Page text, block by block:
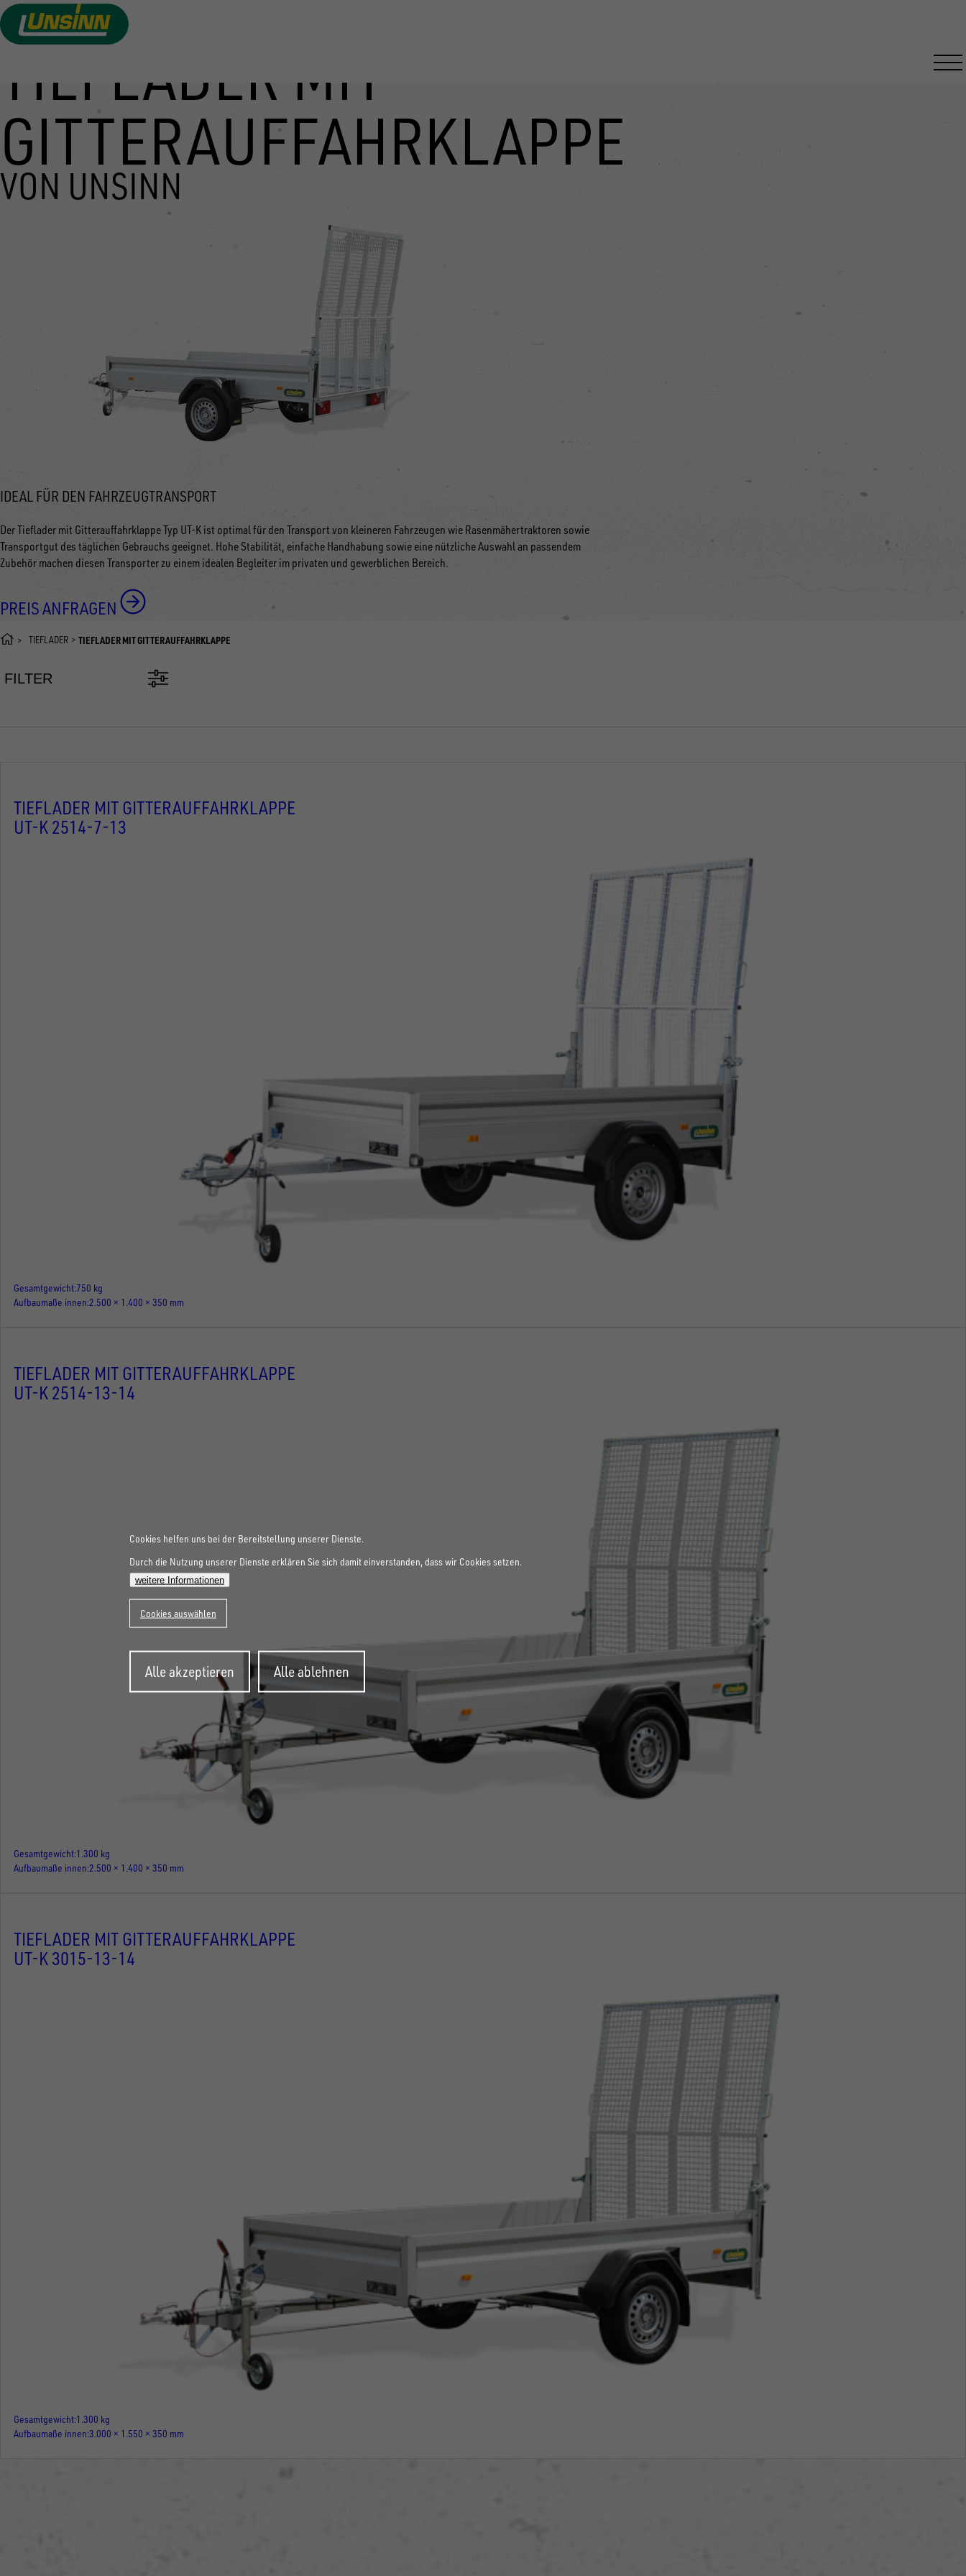
TIEFLADER MIT
GITTERAUFFAHRKLAPPE
VON UNSINN
IDEAL FÜR DEN FAHRZEUGTRANSPORT
Der Tieflader mit Gitterauffahrklappe Typ UT-K ist optimal für den Transport von kleineren Fahrzeugen wie Rasenmähertraktoren sowie
Transportgut des täglichen Gebrauchs geeignet. Hohe Stabilität, einfache Handhabung sowie eine nützliche Auswahl an passendem
Zubehör machen diesen Transporter zu einem idealen Begleiter im privaten und gewerblichen Bereich.
PREIS ANFRAGEN
TIEFLADER TIEFLADER MIT GITTERAUFFAHRKLAPPE
FILTER
TIEFLADER MIT GITTERAUFFAHRKLAPPE
UT-K 2514-7-13
Gesamtgewicht 750 kg
Aufbaumaße innen 2.500 × 1.400 × 350 mm
TIEFLADER MIT GITTERAUFFAHRKLAPPE
UT-K 2514-13-14
Gesamtgewicht 1.300 kg
Aufbaumaße innen 2.500 × 1.400 × 350 mm
TIEFLADER MIT GITTERAUFFAHRKLAPPE
UT-K 3015-13-14
Gesamtgewicht 1.300 kg
Aufbaumaße innen 3.000 × 1.550 × 350 mm
Cookies helfen uns bei der Bereitstellung unserer Dienste.
Durch die Nutzung unserer Dienste erklären Sie sich damit einverstanden, dass wir Cookies setzen.
weitere Informationen
Cookies auswählen
Alle akzeptieren
Zustimmung
zurückziehen
Alle ablehnen